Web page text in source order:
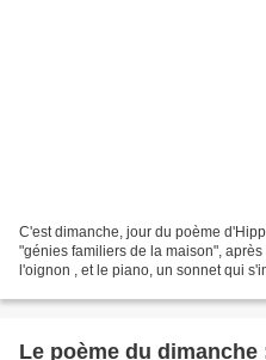
C'est dimanche, jour du poème
"génies familiers de la maison",
l'oignon , et le piano, un sonnet qui
Le poème du dimanche